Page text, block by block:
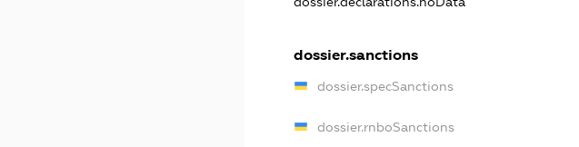
dossier.sanctions
dossier.specSanctions
dossier.rnboSanctions